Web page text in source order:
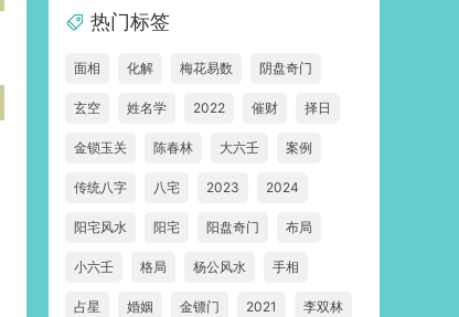
热门标签
面相 化解 梅花易数 阴盘奇门
玄空 姓名学 2022 催财 择日
金锁玉关 陈春林 大六壬 案例
传统八字 八宅 2023 2024
阳宅风水 阳宅 阳盘奇门 布局
小六壬 格局 杨公风水 手相
占星 婚姻 金镖门 2021 李双林